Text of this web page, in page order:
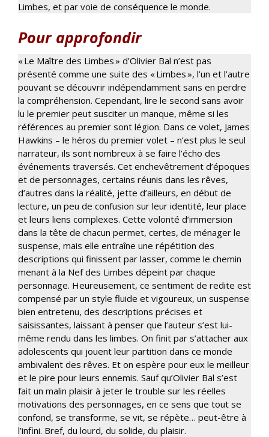
Limbes, et par voie de conséquence le monde.
Pour approfondir
« Le Maître des Limbes » d’Olivier Bal n’est pas
présenté comme une suite des « Limbes », l’un et l’autre
pouvant se découvrir indépendamment sans en perdre
la compréhension. Cependant, lire le second sans avoir
lu le premier peut susciter un manque, même si les
références au premier sont légion. Dans ce volet, James
Hawkins – le héros du premier volet – n’est plus le seul
narrateur, ils sont nombreux à se faire l’écho des
événements traversés. Cet enchevêtrement d’époques
et de personnages, certains réunis dans les rêves,
d’autres dans la réalité, jette d’ailleurs, en début de
lecture, un peu de confusion sur leur identité, leur place
et leurs liens complexes. Cette volonté d’immersion
dans la tête de chacun permet, certes, de ménager le
suspense, mais elle entraîne une répétition des
descriptions qui finissent par lasser, comme le chemin
menant à la Nef des Limbes dépeint par chaque
personnage. Heureusement, ce sentiment de redite est
compensé par un style fluide et vigoureux, un suspense
bien entretenu, des descriptions précises et
saisissantes, laissant à penser que l’auteur s’est lui-
même rendu dans les limbes. On finit par s’attacher aux
adolescents qui jouent leur partition dans ce monde
ambivalent des rêves. Et on espère pour eux le meilleur
et le pire pour leurs ennemis. Sauf qu’Olivier Bal s’est
fait un malin plaisir à jeter le trouble sur les réelles
motivations des personnages, en ce sens que tout se
confond, se transforme, se vit, se répète… peut-être à
l’infini. Bref, du lourd, du solide, du plaisir.